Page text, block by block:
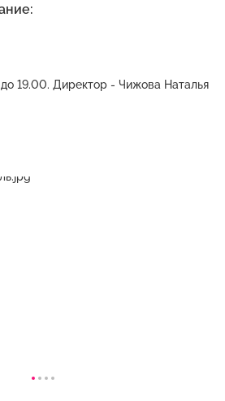
19.00. Директор - Чижова Наталья